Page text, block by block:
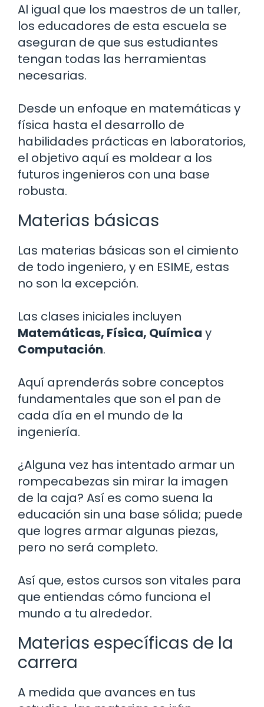
Al igual que los maestros de un taller,
los educadores de esta escuela se
aseguran de que sus estudiantes
tengan todas las herramientas
necesarias.
Desde un enfoque en matemáticas y
física hasta el desarrollo de
habilidades prácticas en laboratorios,
el objetivo aquí es moldear a los
futuros ingenieros con una base
robusta.
Materias básicas
Las materias básicas son el cimiento
de todo ingeniero, y en ESIME, estas
no son la excepción.
Las clases iniciales incluyen
Matemáticas, Física, Química y
Computación.
Aquí aprenderás sobre conceptos
fundamentales que son el pan de
cada día en el mundo de la
ingeniería.
¿Alguna vez has intentado armar un
rompecabezas sin mirar la imagen
de la caja? Así es como suena la
educación sin una base sólida; puede
que logres armar algunas piezas,
pero no será completo.
Así que, estos cursos son vitales para
que entiendas cómo funciona el
mundo a tu alrededor.
Materias específicas de la
carrera
A medida que avances en tus